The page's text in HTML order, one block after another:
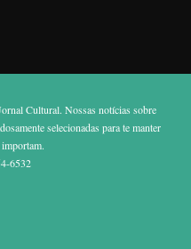
Cultural. Nossas notícias sobre
selecionadas para te manter
6532